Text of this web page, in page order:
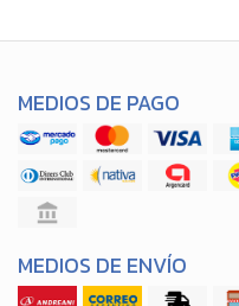
MEDIOS DE PAGO
MEDIOS DE ENVÍO